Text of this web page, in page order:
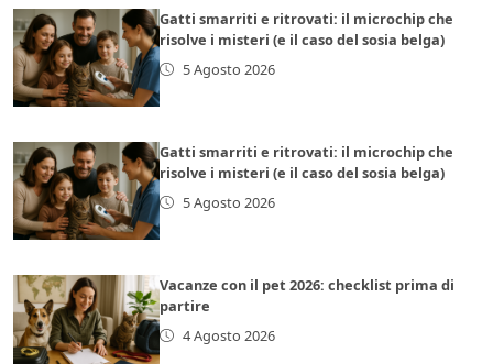
Gatti smarriti e ritrovati: il microchip che
risolve i misteri (e il caso del sosia belga)
5 Agosto 2026
Gatti smarriti e ritrovati: il microchip che
risolve i misteri (e il caso del sosia belga)
5 Agosto 2026
Vacanze con il pet 2026: checklist prima di
partire
4 Agosto 2026